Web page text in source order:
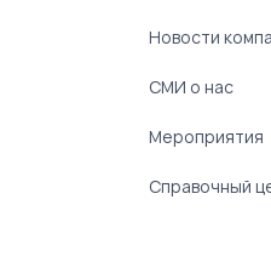
Новости
СМИ о нас
Мероприятия
Справочный